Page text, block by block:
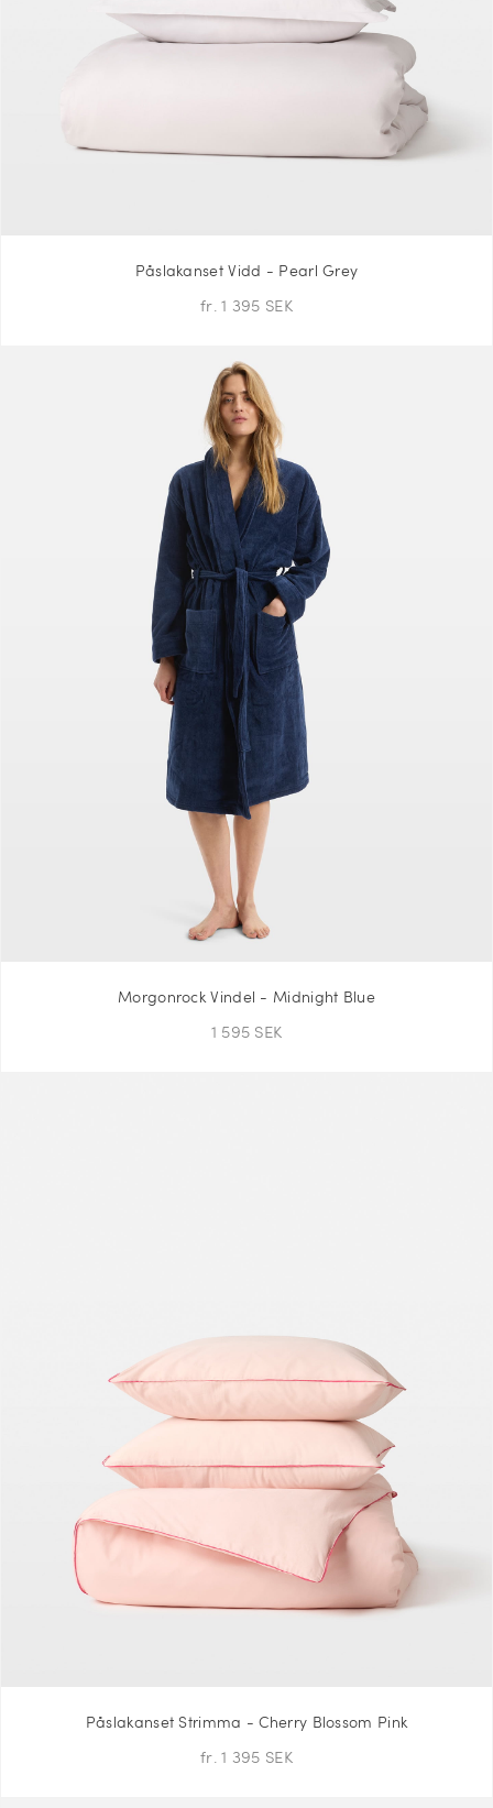
Påslakanset Vidd - Pearl Grey
fr. 1 395 SEK
Morgonrock Vindel - Midnight Blue
1 595 SEK
Påslakanset Strimma - Cherry Blossom Pink
fr. 1 395 SEK